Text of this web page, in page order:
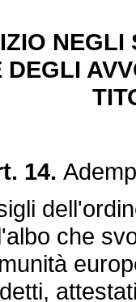
NEGLI
DEGLI
14.
che